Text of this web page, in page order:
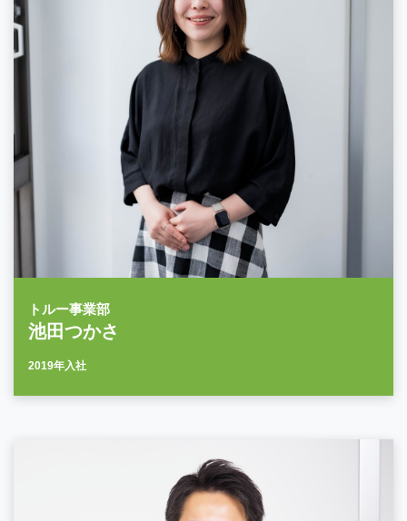
トルー事業部
池田つかさ
2019年入社